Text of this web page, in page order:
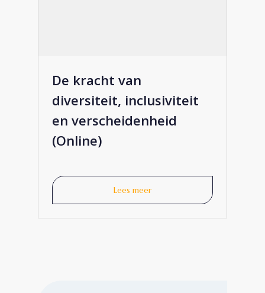
De kracht van
diversiteit, inclusiviteit
en verscheidenheid
(Online)
Lees meer